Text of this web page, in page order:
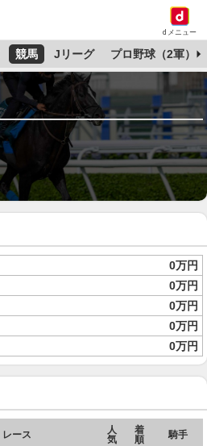
dメニュー
競馬 Jリーグ プロ野球（2軍）
0万円
0万円
0万円
0万円
0万円
レース
人
気
着
順
騎手